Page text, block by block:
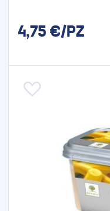
4,75 €/PZ